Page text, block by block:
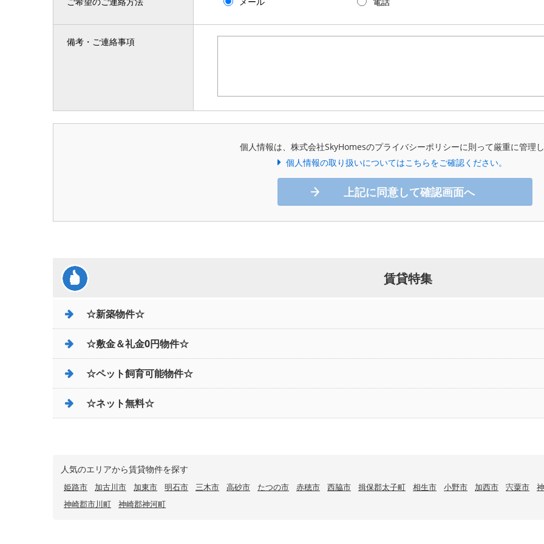
備考・ご連絡事項
個人情報は、株式会社SkyHomesのプライバシーポリシーに則って厳重に管理
個人情報の取り扱いについてはこちらをご確認ください。
上記に同意して確認画面へ
賃貸特集
☆新築物件☆
☆敷金＆礼金0円物件☆
☆ペット飼育可能物件☆
☆ネット無料☆
人気のエリアから賃貸物件を探す
姫路市 加古川市 加東市 明石市 三木市 高砂市 たつの市 赤穂市 西脇市 揖保郡太子町 相生市 小野市 加西市 宍粟市
神崎郡市川町
神崎郡神河町